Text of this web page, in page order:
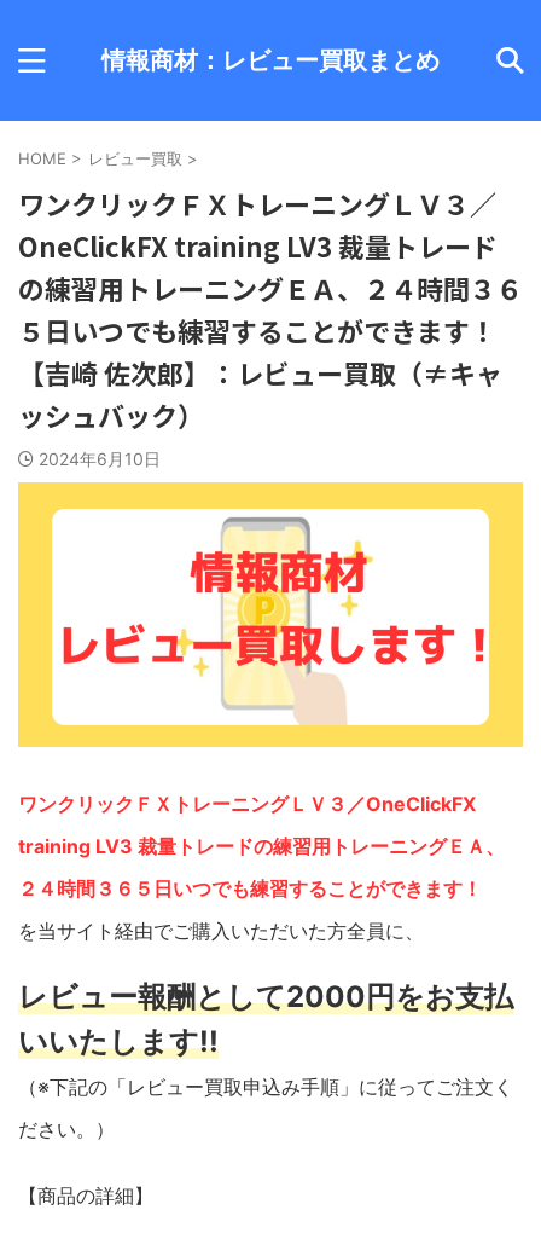
情報商材：レビュー買取まとめ
HOME > レビュー買取 >
ワンクリックＦＸトレーニングＬＶ３／
OneClickFX training LV3 裁量トレード
の練習用トレーニングＥＡ、２４時間３６
５日いつでも練習することができます！
【吉崎 佐次郎】：レビュー買取（≠キャ
ッシュバック）
2024年6月10日
ワンクリックＦＸトレーニングＬＶ３／OneClickFX
training LV3 裁量トレードの練習用トレーニングＥＡ、
２４時間３６５日いつでも練習することができます！
を当サイト経由でご購入いただいた方全員に、
レビュー報酬として2000円をお支払
いいたします!!
（※下記の「レビュー買取申込み手順」に従ってご注文く
ださい。）
【商品の詳細】